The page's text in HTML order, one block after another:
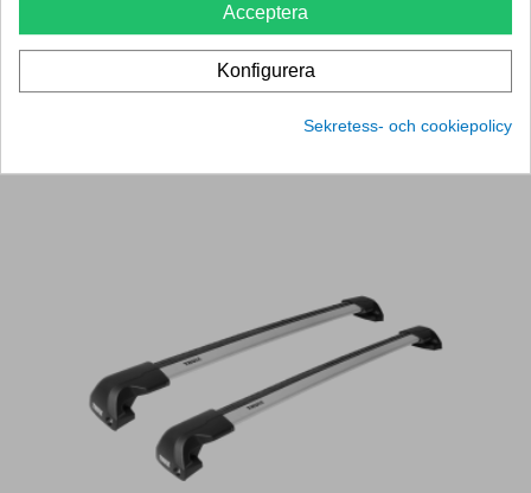
4 806,00 kr
LÄGG I VARUKORG
Acceptera
Konfigurera
Sekretess- och cookiepolicy